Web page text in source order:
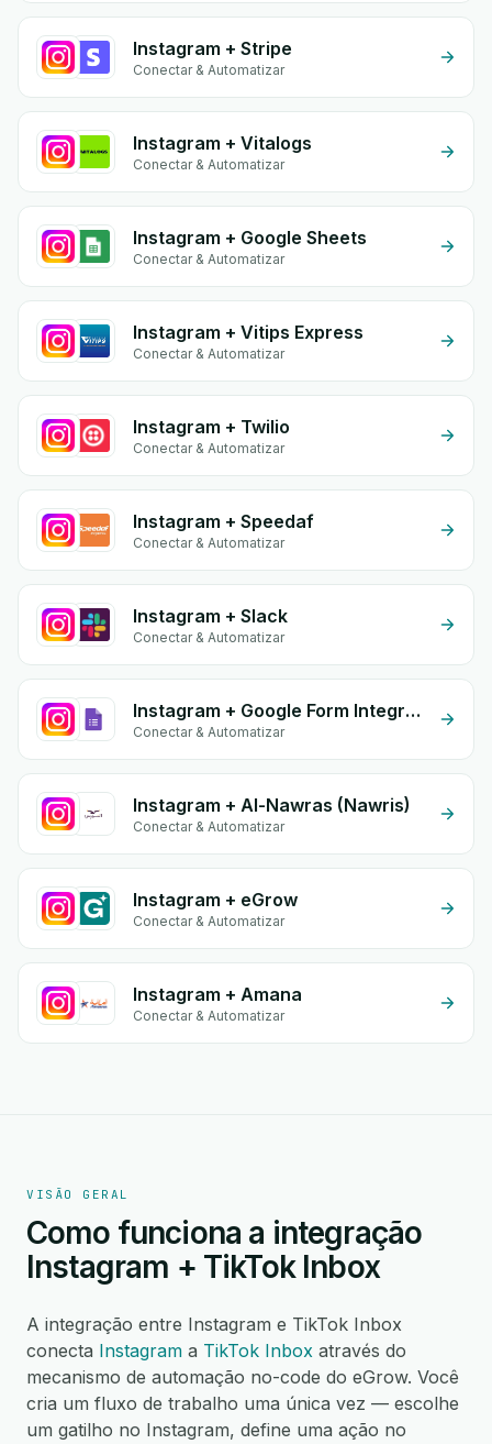
Instagram + Stripe
Conectar & Automatizar
Instagram + Vitalogs
Conectar & Automatizar
Instagram + Google Sheets
Conectar & Automatizar
Instagram + Vitips Express
Conectar & Automatizar
Instagram + Twilio
Conectar & Automatizar
Instagram + Speedaf
Conectar & Automatizar
Instagram + Slack
Conectar & Automatizar
Instagram + Google Form Integration
Conectar & Automatizar
Instagram + Al-Nawras (Nawris)
Conectar & Automatizar
Instagram + eGrow
Conectar & Automatizar
Instagram + Amana
Conectar & Automatizar
VISÃO GERAL
Como funciona a integração
Instagram + TikTok Inbox
A integração entre Instagram e TikTok Inbox
conecta Instagram a TikTok Inbox através do
mecanismo de automação no-code do eGrow. Você
cria um fluxo de trabalho uma única vez — escolhe
um gatilho no Instagram, define uma ação no